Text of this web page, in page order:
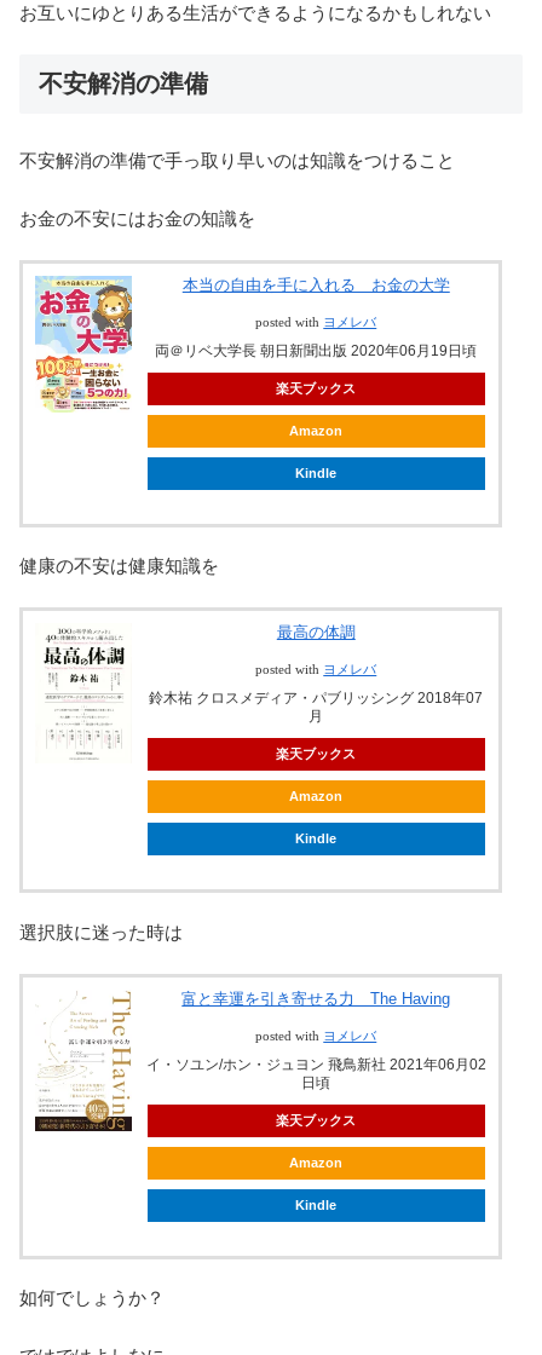
お互いにゆとりある生活ができるようになるかもしれない
不安解消の準備
不安解消の準備で手っ取り早いのは知識をつけること
お金の不安にはお金の知識を
本当の自由を手に入れる お金の大学
posted with ヨメレバ
両＠リベ大学長 朝日新聞出版 2020年06月19日頃
楽天ブックス
Amazon
Kindle
健康の不安は健康知識を
最高の体調
posted with ヨメレバ
鈴木祐 クロスメディア・パブリッシング 2018年07
月
楽天ブックス
Amazon
Kindle
選択肢に迷った時は
富と幸運を引き寄せる力 The Having
posted with ヨメレバ
イ・ソユン/ホン・ジュヨン 飛鳥新社 2021年06月02
日頃
楽天ブックス
Amazon
Kindle
如何でしょうか？